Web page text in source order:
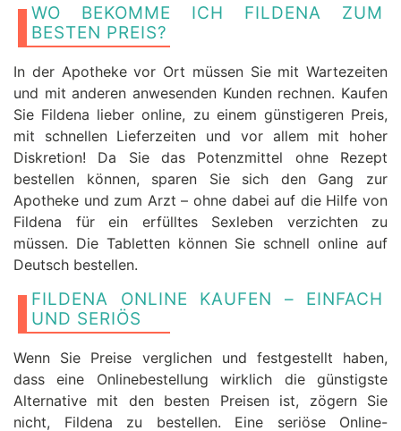
WO BEKOMME ICH FILDENA ZUM
BESTEN PREIS?
In der Apotheke vor Ort müssen Sie mit Wartezeiten
und mit anderen anwesenden Kunden rechnen. Kaufen
Sie Fildena lieber online, zu einem günstigeren Preis,
mit schnellen Lieferzeiten und vor allem mit hoher
Diskretion! Da Sie das Potenzmittel ohne Rezept
bestellen können, sparen Sie sich den Gang zur
Apotheke und zum Arzt – ohne dabei auf die Hilfe von
Fildena für ein erfülltes Sexleben verzichten zu
müssen. Die Tabletten können Sie schnell online auf
Deutsch bestellen.
FILDENA ONLINE KAUFEN – EINFACH
UND SERIÖS
Wenn Sie Preise verglichen und festgestellt haben,
dass eine Onlinebestellung wirklich die günstigste
Alternative mit den besten Preisen ist, zögern Sie
nicht, Fildena zu bestellen. Eine seriöse Online-